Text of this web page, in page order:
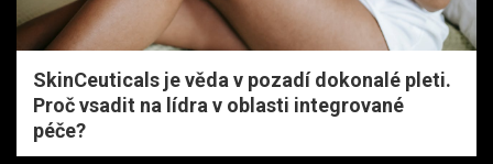
SkinCeuticals je věda v pozadí dokonalé pleti.
Proč vsadit na lídra v oblasti integrované
péče?